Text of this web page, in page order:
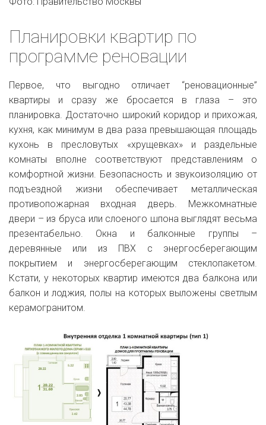
Планировки квартир по
программе реновации
Первое, что выгодно отличает “реновационные”
квартиры и сразу же бросается в глаза – это
планировка. Достаточно широкий коридор и прихожая,
кухня, как минимум в два раза превышающая площадь
кухонь в пресловутых «хрущевках» и раздельные
комнаты вполне соответствуют представлениям о
комфортной жизни. Безопасность и звукоизоляцию от
подъездной жизни обеспечивает металлическая
противопожарная входная дверь. Межкомнатные
двери – из бруса или слоеного шпона выглядят весьма
презентабельно. Окна и балконные группы –
деревянные или из ПВХ с энергосберегающим
покрытием и энергосберегающим стеклопакетом.
Кстати, у некоторых квартир имеются два балкона или
балкон и лоджия, полы на которых выложены светлым
керамогранитом.